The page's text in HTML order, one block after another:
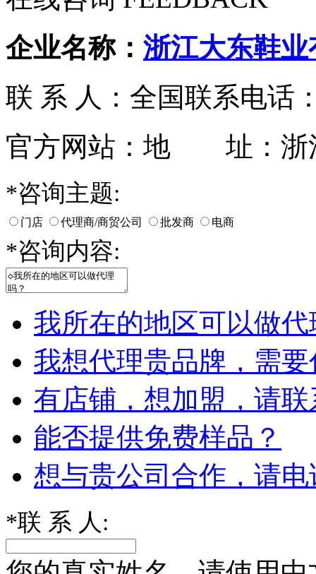
企业名称： 浙江大东鞋
联 系 人：全国联系电话
官方网站： 地 址：浙
*咨询主题:
门店 代理商/商贸公司 批发商 电商
*咨询内容:
我所在的地区可以做
我想代理贵品牌，需
有店铺，想加盟，请
能否提供免费样品？
想与贵公司合作，请
*联 系 人: